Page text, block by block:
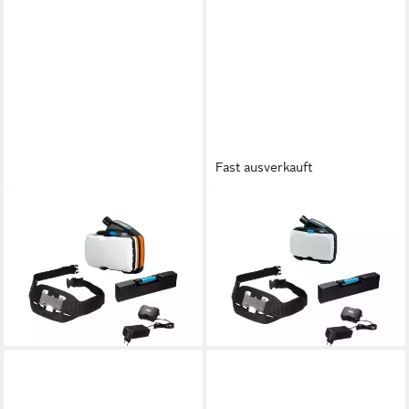
Atemschutz-Vollmaske
Dräger Safety
Gebläseatemschutz-Set Basic
X-plore 8000, Herstellerbeze
2.471,01 €
lieferbar - in 4-5 Werktagen bei dir
Fast ausverkauft
Atemschutz-Vollmaske
Gebläseatemschutz-Set Basic
X-plore 8000, Herstellerbeze
1.620,24 €
lieferbar - in 4-5 Werktagen bei dir